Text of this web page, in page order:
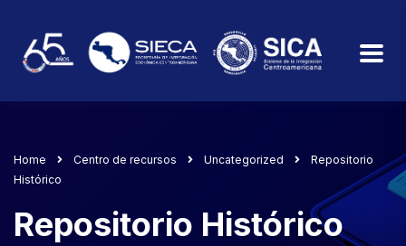
Home Centro de recursos Uncategorized
Repositorio
Histórico
Repositorio Histórico